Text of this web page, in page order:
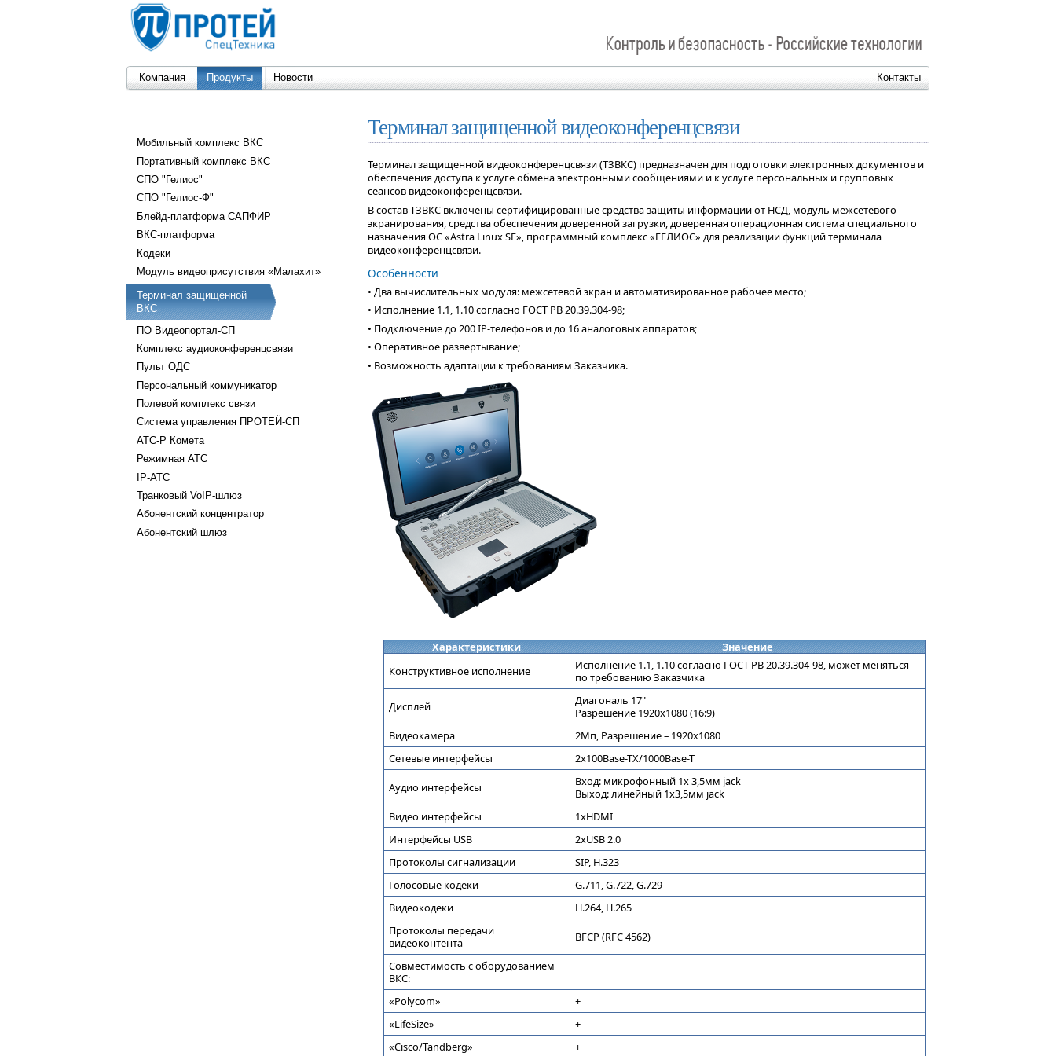
Компания Продукты Новости Контакты
Мобильный комплекс ВКС
Портативный комплекс ВКС
СПО "Гелиос"
СПО "Гелиос-Ф"
Блейд-платформа САПФИР
ВКС-платформа
Кодеки
Модуль видеоприсутствия «Малахит»
Терминал защищенной
ВКС
ПО Видеопортал-СП
Комплекс аудиоконференцсвязи
Пульт ОДС
Персональный коммуникатор
Полевой комплекс связи
Система управления ПРОТЕЙ-СП
АТС-Р Комета
Режимная АТС
IP-АТС
Транковый VoIP-шлюз
Абонентский концентратор
Абонентский шлюз
Терминал защищенной видеоконференцсвязи
Терминал защищенной видеоконференцсвязи (ТЗВКС) предназначен для подготовки электронных документов и
обеспечения доступа к услуге обмена электронными сообщениями и к услуге персональных и групповых
сеансов видеоконференцсвязи.
В состав ТЗВКС включены сертифицированные средства защиты информации от НСД, модуль межсетевого
экранирования, средства обеспечения доверенной загрузки, доверенная операционная система специального
назначения ОС «Astra Linux SE», программный комплекс «ГЕЛИОС» для реализации функций терминала
видеоконференцсвязи.
Особенности
• Два вычислительных модуля: межсетевой экран и автоматизированное рабочее место;
• Исполнение 1.1, 1.10 согласно ГОСТ РВ 20.39.304-98;
• Подключение до 200 IP-телефонов и до 16 аналоговых аппаратов;
• Оперативное развертывание;
• Возможность адаптации к требованиям Заказчика.
Характеристики
Значение
Конструктивное исполнение
Исполнение 1.1, 1.10 согласно ГОСТ РВ 20.39.304-98, может меняться
по требованию Заказчика
Дисплей
Диагональ 17"
Разрешение 1920х1080 (16:9)
Видеокамера
2Мп, Разрешение – 1920х1080
Сетевые интерфейсы
2х100Base-TX/1000Base-T
Аудио интерфейсы
Вход: микрофонный 1x 3,5мм jack
Выход: линейный 1х3,5мм jack
Видео интерфейсы
1хHDMI
Интерфейсы USB
2хUSB 2.0
Протоколы сигнализации
SIP, H.323
Голосовые кодеки
G.711, G.722, G.729
Видеокодеки
H.264, H.265
Протоколы передачи
видеоконтента
BFCP (RFC 4562)
Совместимость с оборудованием
ВКС:
«Polycom»
+
«LifeSize»
+
«Cisco/Tandberg»
+